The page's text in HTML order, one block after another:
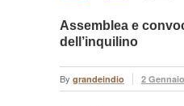
Assemblea e
dell’inquilino
By grandeindio 2